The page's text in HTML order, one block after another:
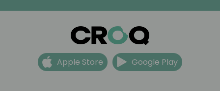
Apple Store Google Play